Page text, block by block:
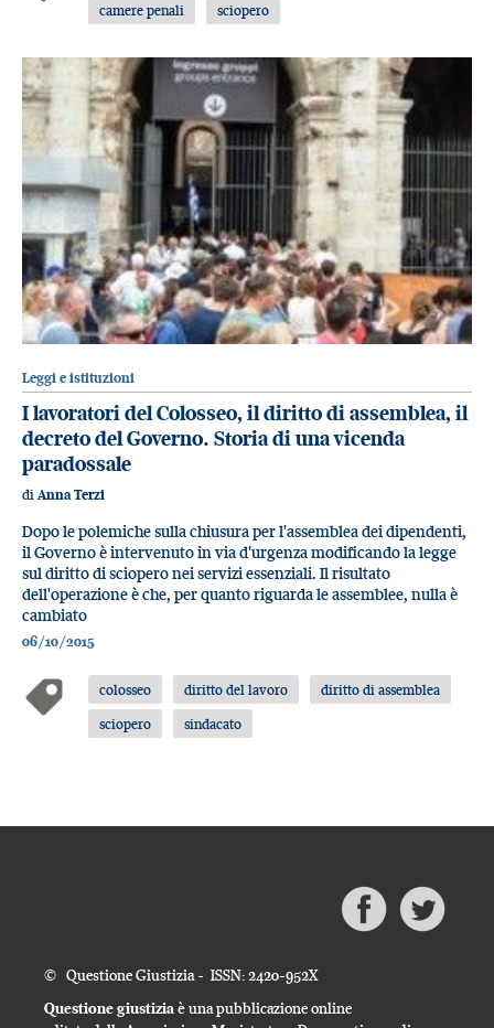
camere penali
sciopero
Leggi e istituzioni
I lavoratori del Colosseo, il diritto di assemblea, il
decreto del Governo. Storia di una vicenda
paradossale
di Anna Terzi
Dopo le polemiche sulla chiusura per l'assemblea dei dipendenti,
il Governo è intervenuto in via d'urgenza modificando la legge
sul diritto di sciopero nei servizi essenziali. Il risultato
dell'operazione è che, per quanto riguarda le assemblee, nulla è
cambiato
06/10/2015
colosseo diritto del lavoro
diritto di assemblea
sciopero
sindacato
© Questione Giustizia - ISSN: 2420-952X
Questione giustiziaè una pubblicazione online